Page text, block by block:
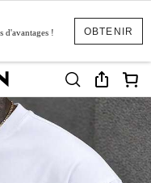
OBTENIR
d'avantages !